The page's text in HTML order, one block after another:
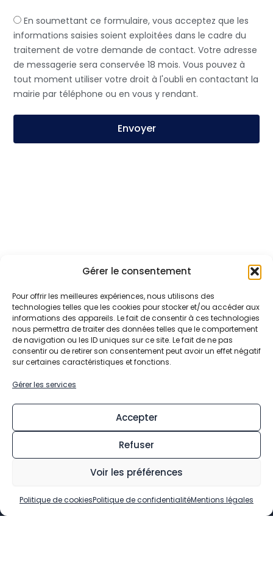
Gérer le consentement
Pour offrir les meilleures expériences, nous utilisons des
technologies telles que les cookies pour stocker et/ou accéder aux
informations des appareils. Le fait de consentir à ces technologies
nous permettra de traiter des données telles que le comportement
de navigation ou les ID uniques sur ce site. Le fait de ne pas
consentir ou de retirer son consentement peut avoir un effet négatif
sur certaines caractéristiques et fonctions.
Gérer les services
Accepter
Refuser
Voir les préférences
Politique de cookiesPolitique de confidentialitéMentions légales
En soumettant ce formulaire, vous acceptez que les
informations saisies soient exploitées dans le cadre du
traitement de votre demande de contact. Votre adresse
de messagerie sera conservée 18 mois. Vous pouvez à
tout moment utiliser votre droit à l'oubli en contactant la
mairie par téléphone ou en vous y rendant.
Envoyer
Contact
20 rue Charles Pathé
77173 Chevry-Cossigny
FAX . 01 60 62 01 96
Horaires D'ouvertures
lundi, mercredi, jeudi et vendredi :
mardi et samedi :